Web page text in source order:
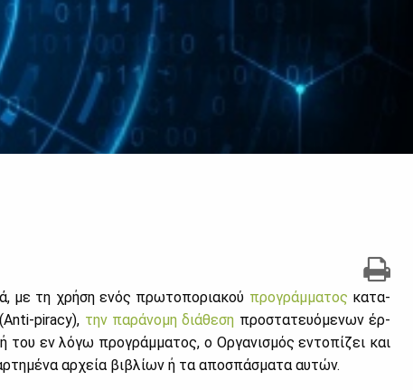
με τη χρή­ση ενός πρω­το­πο­ρια­κού προ­γράμ­μα­τος κα­τα­
piracy), την πα­ρά­νο­μη διά­θε­ση προ­στα­τευό­με­νων έρ­
του εν λό­γω προ­γράμ­μα­τος, ο Ορ­γα­νι­σμός εντο­πί­ζει και
αρ­χεία βι­βλί­ων ή τα απο­σπά­σμα­τα αυ­τών.